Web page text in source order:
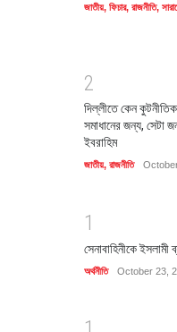
জাতীয়, ফিচার, রাজনীতি,
2
দিল্লীতে কেন
সমাধানের জন্য, সেটা
ইবরাহিম
জাতীয়, রাজনীতি
1
সেনাবাহিনীকে ইসলামী
অর্থনীতি October 23,